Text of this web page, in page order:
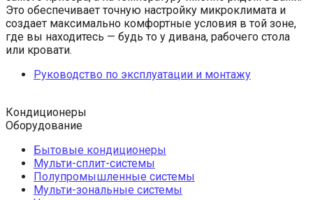
Это обеспечивает точную настройку микроклимата и
создает максимально комфортные условия в той зоне,
где вы находитесь — будь то у дивана, рабочего стола
или кровати.
Руководство по эксплуатации и монтажу
Кондиционеры
Оборудование
Бытовые кондиционеры
Мульти-сплит-системы
Полупромышленные системы
Мульти-зональные системы